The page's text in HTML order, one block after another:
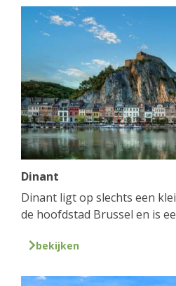
Dinant
Dinant ligt op slechts een
de hoofdstad Brussel en is
bekijken